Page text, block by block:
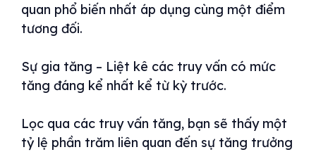
quan phổ biến nhất áp dụng cùng một điểm
tương đối.
Sự gia tăng – Liệt kê các truy vấn có mức
tăng đáng kể nhất kể từ kỳ trước.
Lọc qua các truy vấn tăng, bạn sẽ thấy một
tỷ lệ phần trăm liên quan đến sự tăng trưởng